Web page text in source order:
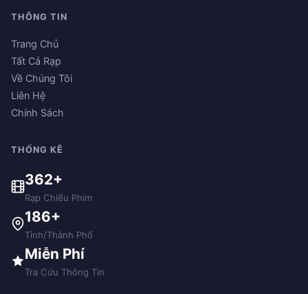
THÔNG TIN
Trang Chủ
Tất Cả Rạp
Về Chúng Tôi
Liên Hệ
Chính Sách
THỐNG KÊ
362+
Rạp Chiếu Phim
186+
Tỉnh/Thành Phố
Miễn Phí
Tra Cứu Thông Tin